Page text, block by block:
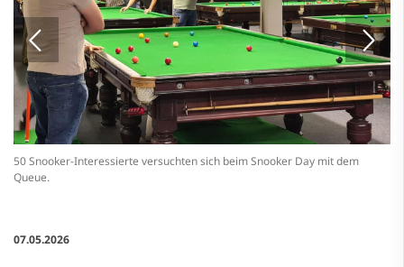
50 Snooker-Interessierte versuchten sich beim Snooker Day mit dem
Queue.
07.05.2026